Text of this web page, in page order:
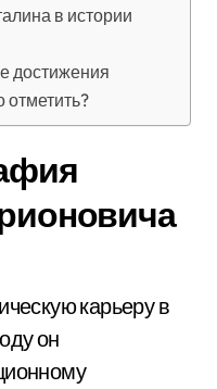
в истории
достижения
карьеру в
он